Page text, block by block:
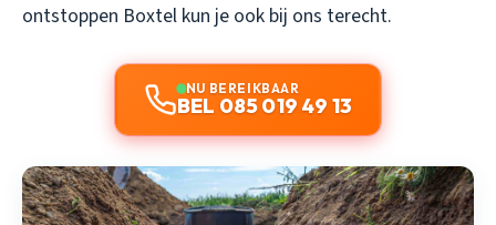
ontstoppen Boxtel kun je ook bij ons terecht.
NU BEREIKBAAR
BEL 085 019 49 13